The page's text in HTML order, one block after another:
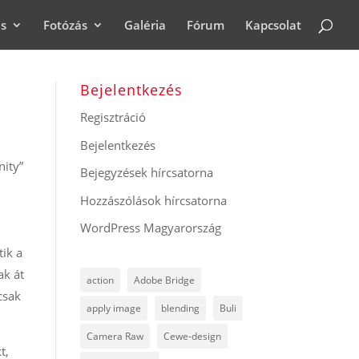
Fotózás Galéria Fórum Kapcsolat
a
át
Bejelentkezés
Regisztráció
Bejelentkezés
Bejegyzések hírcsatorna
Hozzászólások hírcsatorna
WordPress Magyarország
action Adobe Bridge
apply image blending Buli
Camera Raw Cewe-design